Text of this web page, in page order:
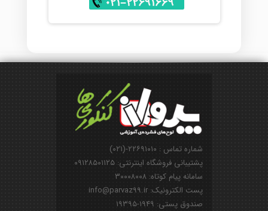
شماره تماس : ۲۲۶۹۱۰۱۰-(۰۲۱)
پشتیبانی فروشگاه اینترنتی: ۰۹۱۲۸۵۰۱۱۲۵
سامانه پیام کوتاه: ۳۰۰۰۸۰۰۸
پست الکترونیک: info@parvaz99.ir
صندوق پستی: ۱۹۴۹-۱۹۳۹۵